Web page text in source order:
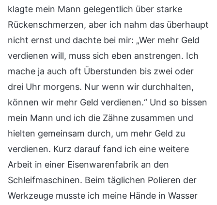
klagte mein Mann gelegentlich über starke
Rückenschmerzen, aber ich nahm das überhaupt
nicht ernst und dachte bei mir: „Wer mehr Geld
verdienen will, muss sich eben anstrengen. Ich
mache ja auch oft Überstunden bis zwei oder
drei Uhr morgens. Nur wenn wir durchhalten,
können wir mehr Geld verdienen.“ Und so bissen
mein Mann und ich die Zähne zusammen und
hielten gemeinsam durch, um mehr Geld zu
verdienen. Kurz darauf fand ich eine weitere
Arbeit in einer Eisenwarenfabrik an den
Schleifmaschinen. Beim täglichen Polieren der
Werkzeuge musste ich meine Hände in Wasser